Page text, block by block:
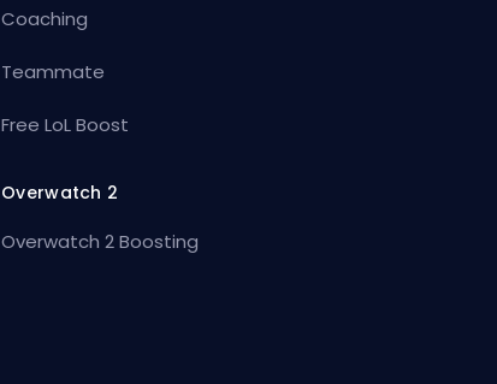
Coaching
Teammate
Free LoL Boost
Overwatch 2
Overwatch 2 Boosting